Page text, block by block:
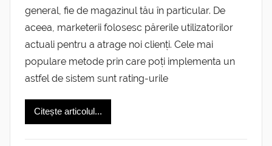
general, fie de magazinul tău în particular. De
aceea, marketerii folosesc părerile utilizatorilor
actuali pentru a atrage noi clienți. Cele mai
populare metode prin care poți implementa un
astfel de sistem sunt rating-urile
Citește articolul...